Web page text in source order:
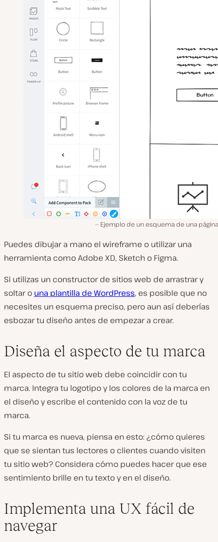
Ejemplo de un esquema de una
Puedes dibujar a mano el wireframe o utilizar una
herramienta como Adobe XD, Sketch o Figma.
Si utilizas un constructor de sitios web de arrastrar y
soltar o una plantilla de WordPress, es posible que no
necesites un esquema preciso, pero aun así deberías
esbozar tu diseño antes de empezar a crear.
Diseña el aspecto de tu marca
El aspecto de tu sitio web debe coincidir con tu
marca. Integra tu logotipo y los colores de la marca en
el diseño y escribe el contenido con la voz de tu
marca.
Si tu marca es nueva, piensa en esto: ¿cómo quieres
que se sientan tus lectores o clientes cuando visiten
tu sitio web? Considera cómo puedes hacer que ese
sentimiento brille en tu texto y en el diseño.
Implementa una UX fácil de
navegar